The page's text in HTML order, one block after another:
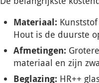
Materiaal:
Hout is de duurste
Afmetingen:
materiaal en zijn
Beglazing: HR++